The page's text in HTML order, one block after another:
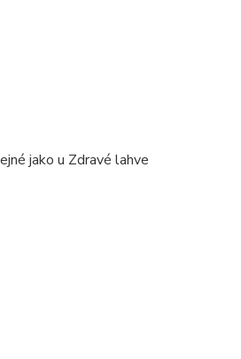
jako u Zdravé lahve